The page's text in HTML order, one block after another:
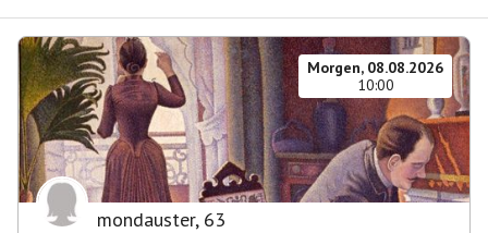
Morgen, 08.08.2026
10:00
mondauster, 63